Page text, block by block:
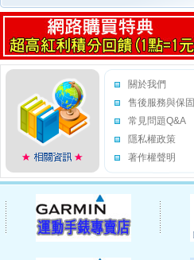
關於我們
售後服務與保固
常見問題Q&A
隱私權政策
著作權聲明